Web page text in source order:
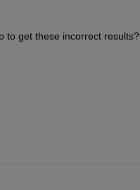
to get these incorrect results?